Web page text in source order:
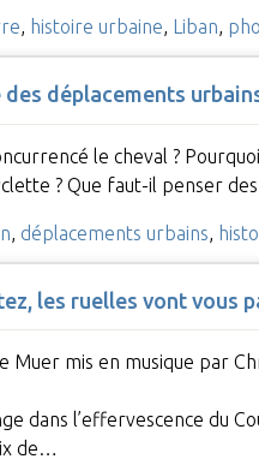
, histoire urbaine, Liban,
déplacements
le cheval ?
? Que faut-il penser
déplacements urbains
les ruelles vont vous
Muer mis en musique par
dans l’effervescence du
de…